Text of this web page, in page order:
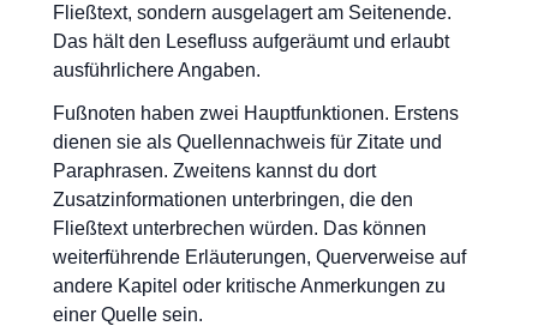
Fließtext, sondern ausgelagert am Seitenende.
Das hält den Lesefluss aufgeräumt und erlaubt
ausführlichere Angaben.
Fußnoten haben zwei Hauptfunktionen. Erstens
dienen sie als Quellennachweis für Zitate und
Paraphrasen. Zweitens kannst du dort
Zusatzinformationen unterbringen, die den
Fließtext unterbrechen würden. Das können
weiterführende Erläuterungen, Querverweise auf
andere Kapitel oder kritische Anmerkungen zu
einer Quelle sein.